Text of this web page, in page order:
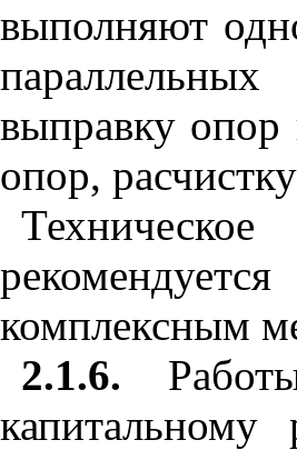
выполняют
выправку опор
опор,
комплексным
2.1.6.